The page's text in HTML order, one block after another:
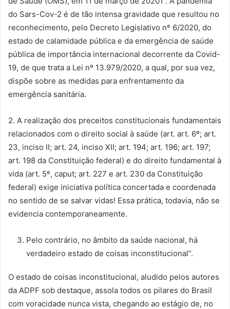
do Sars-Cov-2 é de tão intensa gravidade que resultou no
reconhecimento, pelo Decreto Legislativo nº 6/2020, do
estado de calamidade pública e da emergência de saúde
pública de importância internacional decorrente da Covid-
19, de que trata a Lei nº 13.979/2020, a qual, por sua vez,
dispõe sobre as medidas para enfrentamento da
emergência sanitária.
2. A realização dos preceitos constitucionais fundamentais
relacionados com o direito social à saúde (art. art. 6º; art.
23, inciso II; art. 24, inciso XII; art. 194; art. 196; art. 197;
art. 198 da Constituição federal) e do direito fundamental à
vida (art. 5º, caput; art. 227 e art. 230 da Constituição
federal) exige iniciativa política concertada e coordenada
no sentido de se salvar vidas! Essa prática, todavia, não se
evidencia contemporaneamente.
Pelo contrário, no âmbito da saúde nacional, há
verdadeiro estado de coisas inconstitucional”.
O estado de coisas inconstitucional, aludido pelos autores
da ADPF sob destaque, assola todos os pilares do Brasil
com voracidade nunca vista, chegando ao estágio de, no